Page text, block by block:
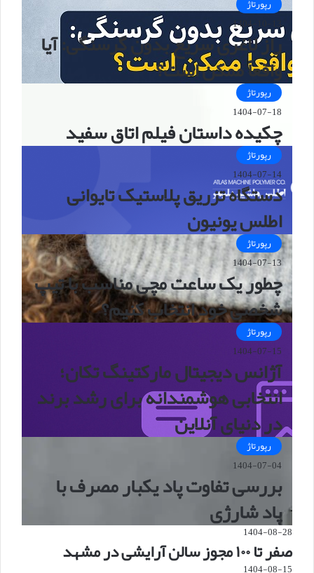
رپورتاژ
1404-10-13
راز لاغری سریع بدون گرسنگی: آیا
واقعاً ممکن است؟
رپورتاژ
1404-07-18
چکیده داستان فیلم اتاق سفید
رپورتاژ
1404-07-14
دستگاه تزریق پلاستیک تایوانی
اطلس یونیون
رپورتاژ
1404-07-13
چطور یک ساعت مچی مناسب با تیپ
شخصی خود انتخاب کنیم؟
رپورتاژ
1404-07-15
آژانس دیجیتال مارکتینگ تکان؛
انتخابی هوشمندانه برای رشد برند
در دنیای آنلاین
رپورتاژ
1404-07-04
بررسی تفاوت پاد یکبار مصرف با
پاد شارژی
1404-08-28
صفر تا ۱۰۰ مجوز سالن آرایشی در مشهد